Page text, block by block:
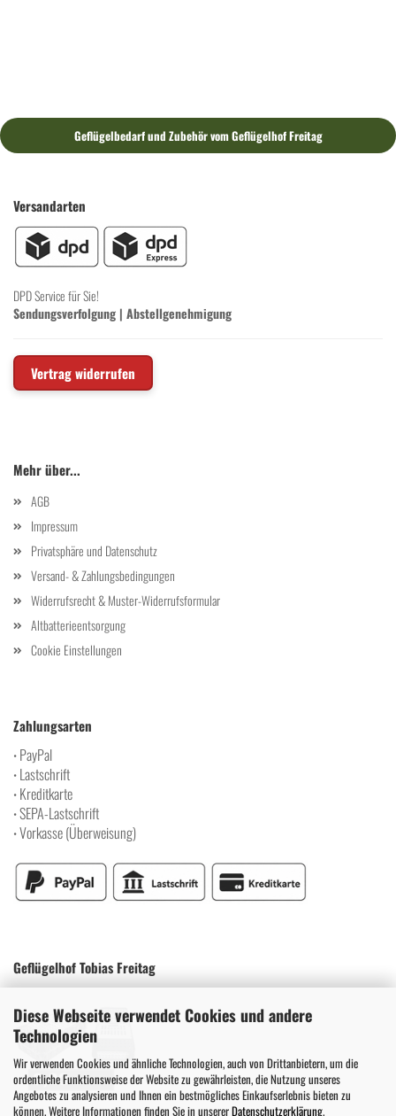
Diese Webseite verwendet Cookies und andere
Technologien
Wir verwenden Cookies und ähnliche Technologien, auch von Drittanbietern, um die
ordentliche Funktionsweise der Website zu gewährleisten, die Nutzung unseres
Angebotes zu analysieren und Ihnen ein bestmögliches Einkaufserlebnis bieten zu
können. Weitere Informationen finden Sie in unsererDatenschutzerklärung.
Geflügelbedarf und Zubehör vom Geflügelhof Freitag
Versandarten
DPD Service für Sie!
Sendungsverfolgung | Abstellgenehmigung
Vertrag widerrufen
Mehr über...
AGB
Impressum
Privatsphäre und Datenschutz
Versand- & Zahlungsbedingungen
Widerrufsrecht & Muster-Widerrufsformular
Altbatterieentsorgung
Cookie Einstellungen
Zahlungsarten
•PayPal
•Lastschrift
•Kreditkarte
•SEPA-Lastschrift
•Vorkasse (Überweisung)
Geflügelhof Tobias Freitag